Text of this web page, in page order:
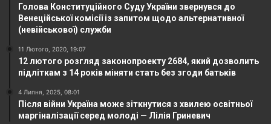
Голова Конституційного Суду України звернувся до
Венеційської комісії із запитом щодо альтернативної
(невійськової) служби
11 Лютого, 2020, 19:07
12 лютого розгляд законопроекту 2684, який дозволить
підліткам з 14 років міняти стать без згоди батьків
4 Липня, 2025, 08:01
Після війни Україна може зіткнутися з хвилею освітньої
маргіналізації серед молоді — Лілія Гриневич